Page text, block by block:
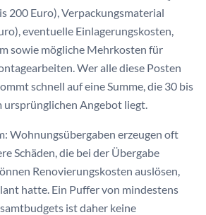
200 Euro), Verpackungsmaterial
eventuelle Einlagerungskosten,
sowie mögliche Mehrkosten für
Wer alle diese Posten
schnell auf eine Summe, die 30 bis
ursprünglichen Angebot liegt.
Wohnungsübergaben erzeugen oft
Schäden, die bei der Übergabe
Renovierungskosten auslösen,
hatte. Ein Puffer von mindestens
ist daher keine